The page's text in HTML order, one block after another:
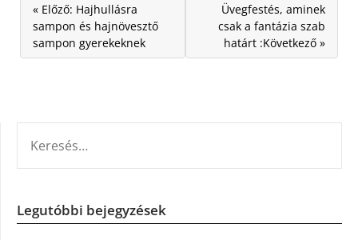
« Előző: Hajhullásra
sampon és hajnövesztő
sampon gyerekeknek
Üvegfestés, aminek
csak a fantázia szab
határt :Következő »
Legutóbbi bejegyzések